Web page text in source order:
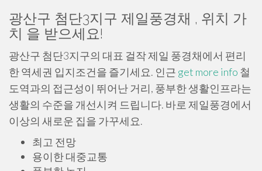
광산구 첨단3지구 제일풍경채 , 위치 가
치 을 받으세요!
광산구 첨단3지구의 대표 걸작 제일 풍경채에서 편리
한 역세권 입지조건을 즐기세요. 인근 get more info 철
도역과의 접근성이 뛰어난 거리, 풍부한 생활인프라는
생활의 수준을 개선시켜 드립니다. 바로 제일풍경에서
이상의 새로운 집을 가꾸세요.
최고 전망
용이한 대중교통